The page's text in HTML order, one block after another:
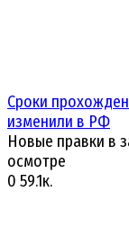
Сроки
изменили в РФ
Новые правки в
осмотре
0 59.1к.